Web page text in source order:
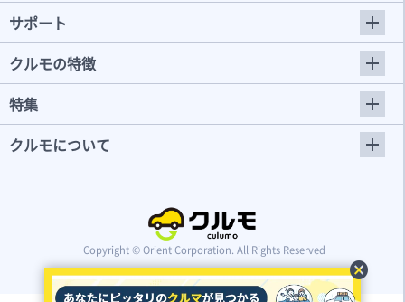
cancel
サポート
クルモの特徴
特集
クルモについて
Copyright © Orient Corporation. All Rights Reserved